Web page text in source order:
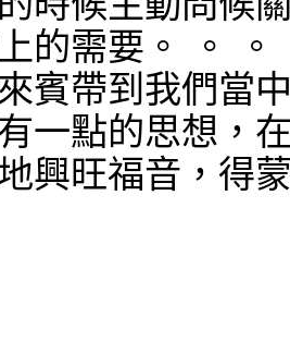
的需要。 。
賓帶到我們當
一點的思想，
興旺福音，得